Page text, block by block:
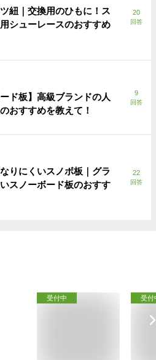
紐｜交換用のひもに！ス
シューレースのおすすめ
20
回答
ード板】高級ブランドの人
おすすめを教えて！
9
回答
りにくいスノボ板｜グラ
スノーボード板のおすす
22
回答
受付中 受付